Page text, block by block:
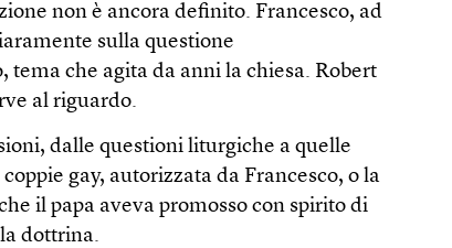
non è ancora definito. Francesco, ad
sulla questione
tema che agita da anni la chiesa. Robert
al riguardo.
dalle questioni liturgiche a quelle
gay, autorizzata da Francesco, o la
il papa aveva promosso con spirito di
dottrina.